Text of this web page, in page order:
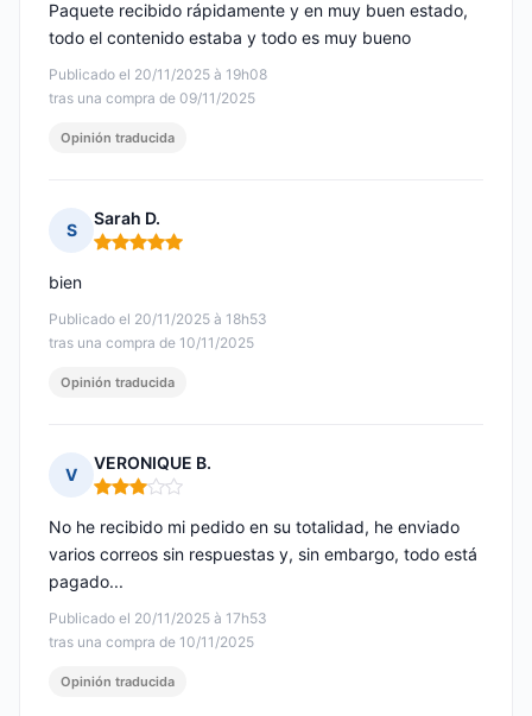
Publicado el 20/11/2025 à 19h08
tras una compra de 09/11/2025
Paquete recibido rápidamente y en muy buen estado,
todo el contenido estaba y todo es muy bueno
Opinión traducida
S
Sarah D.
Nota: 5 de 5
Publicado el 20/11/2025 à 18h53
tras una compra de 10/11/2025
bien
Opinión traducida
V
VERONIQUE B.
Nota: 3 de 5
Publicado el 20/11/2025 à 17h53
tras una compra de 10/11/2025
No he recibido mi pedido en su totalidad, he enviado
varios correos sin respuestas y, sin embargo, todo está
pagado...
Opinión traducida